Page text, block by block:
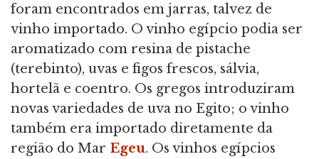
foram encontrados em jarras, talvez de
vinho importado. O vinho egípcio podia ser
aromatizado com resina de pistache
(terebinto), uvas e figos frescos, sálvia,
hortelã e coentro. Os gregos introduziram
novas variedades de uva no Egito; o vinho
também era importado diretamente da
região do Mar Egeu. Os vinhos egípcios